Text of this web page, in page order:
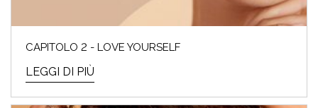
CAPITOLO 2 - LOVE YOURSELF
LEGGI DI PIÙ